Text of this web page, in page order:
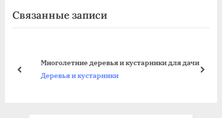
ы
д
а
д
у
Связанные записи
Многолетние деревья и кустарники для дачи
Деревья и кустарники
пред